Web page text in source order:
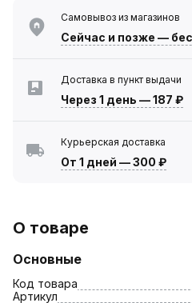
Самовывоз из магазинов
Сейчас и позже —
Доставка в пункт выдачи
Через 1 день —187 ₽
Курьерская доставка
От 1 дней —300 ₽
О товаре
Основные
Код товара
Артикул